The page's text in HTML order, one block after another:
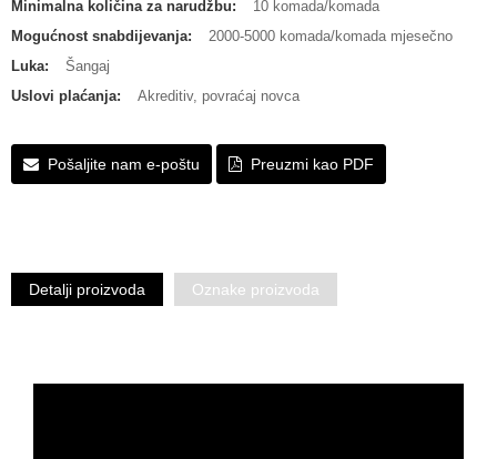
Minimalna količina za narudžbu:
10 komada/komada
Mogućnost snabdijevanja:
2000-5000 komada/komada mjesečno
Luka:
Šangaj
Uslovi plaćanja:
Akreditiv, povraćaj novca
Pošaljite nam e-poštu Preuzmi kao PDF
Detalji proizvoda Oznake proizvoda